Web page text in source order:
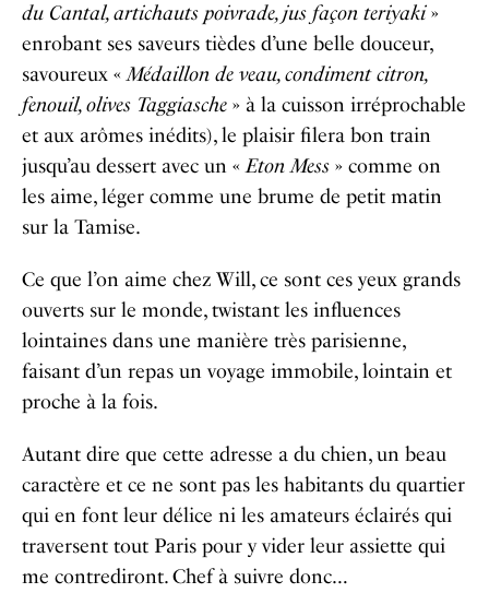
du Cantal, artichauts poivrade, jus façon teriyaki»
enrobant ses saveurs tièdes d’une belle douceur,
savoureux «Médaillon de veau, condiment citron,
fenouil, olives Taggiasche » à la cuisson irréprochable
et aux arômes inédits), le plaisir filera bon train
jusqu’au dessert avec un «Eton Mess » comme on
les aime, léger comme une brume de petit matin
sur la Tamise.
Ce que l’on aime chez Will, ce sont ces yeux grands
ouverts sur le monde, twistant les influences
lointaines dans une manière très parisienne,
faisant d’un repas un voyage immobile, lointain et
proche à la fois.
Autant dire que cette adresse a du chien, un beau
caractère et ce ne sont pas les habitants du quartier
qui en font leur délice ni les amateurs éclairés qui
traversent tout Paris pour y vider leur assiette qui
me contrediront. Chef à suivre donc…